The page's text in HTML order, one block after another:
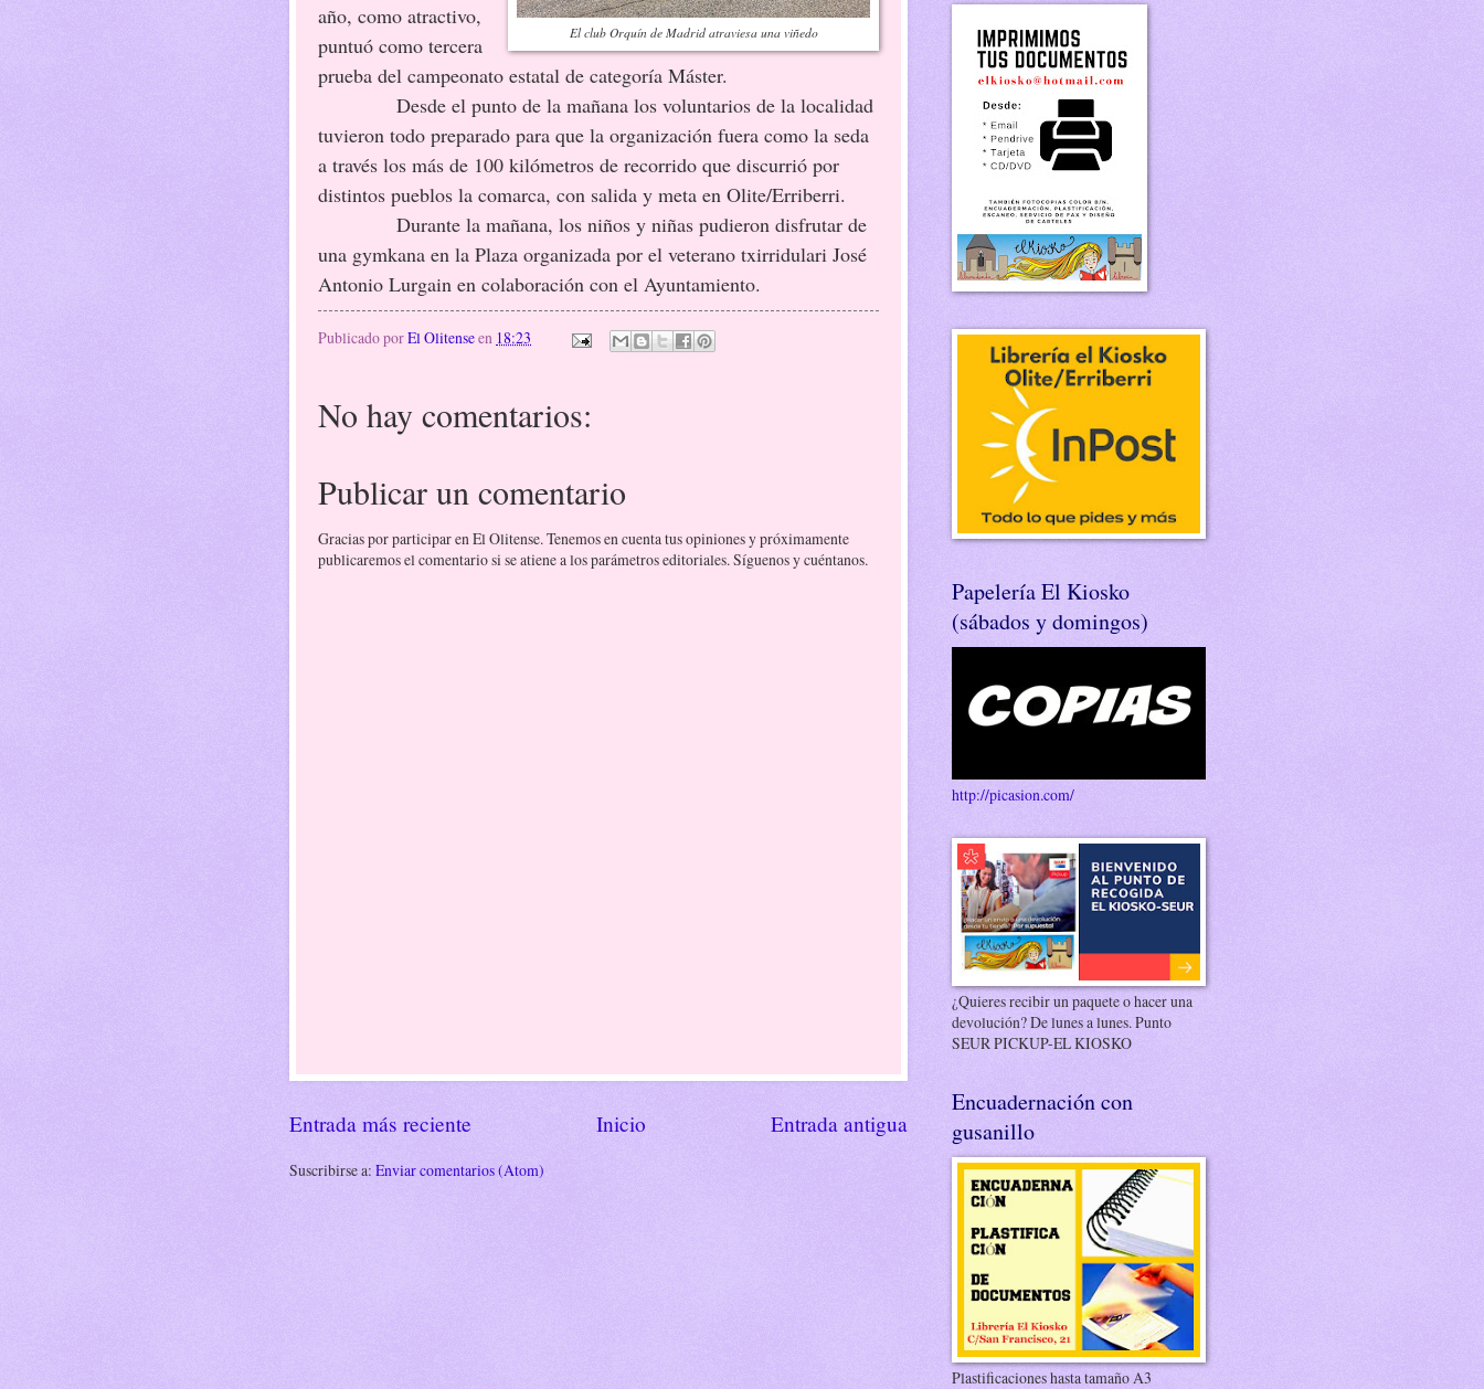
El club Orquín de Madrid atraviesa una viñedo
año, como atractivo,
puntuó como tercera
prueba del campeonato estatal de categoría Máster.
Desde el punto de la mañana los voluntarios de la localidad
tuvieron todo preparado para que la organización fuera como la seda
a través los más de 100 kilómetros de recorrido que discurrió por
distintos pueblos la comarca, con salida y meta en Olite/Erriberri.
Durante la mañana, los niños y niñas pudieron disfrutar de
una gymkana en la Plaza organizada por el veterano txirridulari José
Antonio Lurgain en colaboración con el Ayuntamiento.
Publicado porEl Olitenseen 18:23
No hay comentarios:
Publicar un comentario
Gracias por participar en El Olitense. Tenemos en cuenta tus opiniones y próximamente
publicaremos el comentario si se atiene a los parámetros editoriales. Síguenos y cuéntanos.
Entrada más reciente Entrada antigua
Inicio
Suscribirse a: Enviar comentarios (Atom)
Papelería El Kiosko
(sábados y domingos)
http://picasion.com/
¿Quieres recibir un paquete o hacer una
devolución? De lunes a lunes. Punto
SEUR PICKUP-EL KIOSKO
Encuadernación con
gusanillo
Plastificaciones hasta tamaño A3